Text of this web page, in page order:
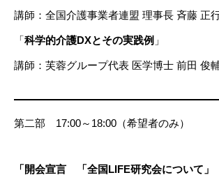
講師：全国介護事業者連盟 理事長 斉藤 正
「科学的介護DXとその実践例 」
講師：芙蓉グループ代表 医学博士 前田 俊
第二部 17:00～18:00（希望者のみ）
「開会宣言 「全国LIFE研究会について」